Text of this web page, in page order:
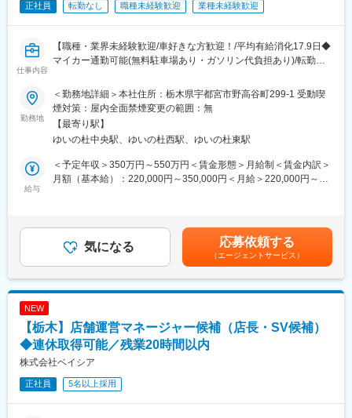
正社員 転勤なし 職種未経験歓迎 業種未経験歓迎
仕事内容
【職種・業界未経験歓迎/車好きな方歓迎！/平均有給消化17.9日◆
マイカー通勤可能(無料駐車場あり・ガソリン代負担あり)/転勤な
■業務内容
完成車メーカーを中心とした既存顧客に対し、ボディ試作部品や
アフターパーツの提案営業を担当いただきます。
・完成車メーカーのボディ試作を中心とした既存顧客への提案営
・顧客との打ち合わせ、ニーズのヒアリング
・受注から納品までのプロジェクト管理
※外勤内勤割合は1:1
や深耕営業に取り組めます。
・1人あたり1～3社を担当し、お客様と密接に関わりながら提案
を行います。
＜商材＞
勤務地
＜勤務地詳細＞本社住所：栃木県宇都宮市野高谷町299-1 受動喫
煙対策：屋内全面禁煙変更の範囲：無
【最寄り駅】
ゆいの杜中央駅、ゆいの杜西駅、ゆいの杜東駅
給与
＜予定年収＞350万円～550万円＜賃金形態＞月給制＜賃金内訳＞
月額（基本給）：220,000円～350,000円＜月給＞220,000円～
+賞与）年収680万円 入社5年目 係長 38歳（月給48万円+賞与）賃
金はあくまでも目安の金額であり、選考を通じて上下する可能性
があります。月給(月額)は固定手当を含めた表記です。
気になる 応募依頼する
（エージェントサービス）
NEW
【栃木】店舗運営マネージャー候補（店長・SV候補）
◆連休取得可能／残業20時間以内
株式会社ベイシア
正社員 5名以上採用